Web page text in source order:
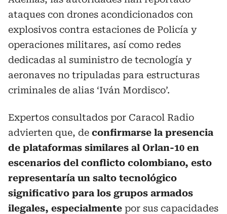
ataques con drones acondicionados con
explosivos contra estaciones de Policía y
operaciones militares, así como redes
dedicadas al suministro de tecnología y
aeronaves no tripuladas para estructuras
criminales de alias ‘Iván Mordisco’.
Expertos consultados por Caracol Radio
advierten que, de confirmarse la presencia
de plataformas similares al Orlan-10 en
escenarios del conflicto colombiano, esto
representaría un salto tecnológico
significativo para los grupos armados
ilegales, especialmente por sus capacidades